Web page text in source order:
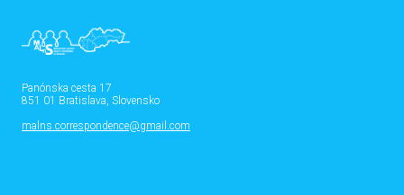
Panónska cesta 17
851 01 Bratislava, Slovensko
malns.correspondence@gmail.com